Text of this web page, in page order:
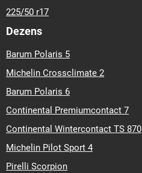
225/50 r17
Dezens
Barum Polaris 5
Michelin Crossclimate 2
Barum Polaris 6
Continental Premiumcontact 7
Continental Wintercontact TS 870
Michelin Pilot Sport 4
Pirelli Scorpion